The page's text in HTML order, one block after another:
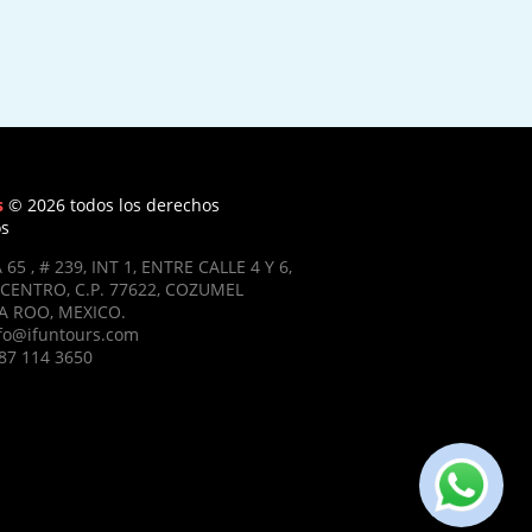
© 2026 todos los derechos
65 , # 239, INT 1, ENTRE CALLE 4 Y 6,
C.P. 77622, COZUMEL
ROO, MEXICO.
114 3650